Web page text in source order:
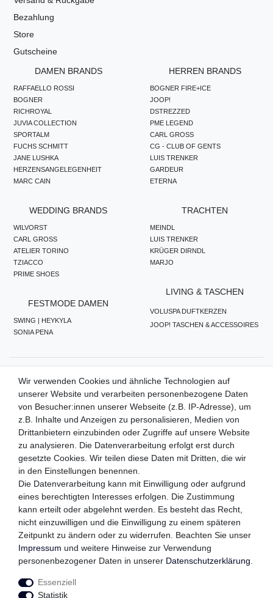
Bezahlung
Store
Gutscheine
DAMEN BRANDS
RAFFAELLO ROSSI
BOGNER
RICHROYAL
JUVIA COLLECTION
SPORTALM
FUCHS SCHMITT
JANE LUSHKA
HERZENSANGELEGENHEIT
MARC CAIN
HERREN BRANDS
BOGNER FIRE+ICE
JOOP!
DSTREZZED
PME LEGEND
CARL GROSS
CG - CLUB OF GENTS
LUIS TRENKER
GARDEUR
ETERNA
WEDDING BRANDS
WILVORST
CARL GROSS
ATELIER TORINO
TZIACCO
PRIME SHOES
FESTMODE DAMEN
SWING | HEYKYLA
SONIA PENA
TRACHTEN
MEINDL
LUIS TRENKER
KRÜGER DIRNDL
MARJO
LIVING & TASCHEN
VOLUSPA DUFTKERZEN
JOOP! TASCHEN & ACCESSOIRES
ZAHLUNGSMETHODEN
WIR VERSENDEN MIT
QUALITÄTSVERSPRECHEN
FOLGEN SIE UNS
Impressum
Wir verwenden Cookies und ähnliche Technologien auf
unserer Website und verarbeiten personenbezogene Daten
von Besucher:innen unserer Webseite (z.B. IP-Adresse), um
z.B. Inhalte und Anzeigen zu personalisieren, Medien von
Drittanbietern einzubinden oder Zugriffe auf unsere Website
zu analysieren. Die Datenverarbeitung erfolgt erst durch
gesetzte Cookies. Wir teilen diese Daten mit Dritten, die wir
in den Einstellungen benennen.
Die Datenverarbeitung kann mit Einwilligung oder aufgrund
eines berechtigten Interesses erfolgen. Die Zustimmung
kann erteilt oder abgelehnt werden. Es besteht das Recht,
nicht einzuwilligen und die Einwilligung zu einem späteren
Zeitpunkt zu ändern oder zu widerrufen. Beachten Sie unser
Impressum und weitere Hinweise zur Verwendung
personenbezogener Daten in unserer Daten­schutz­erklärung
Essenziell
Statistik